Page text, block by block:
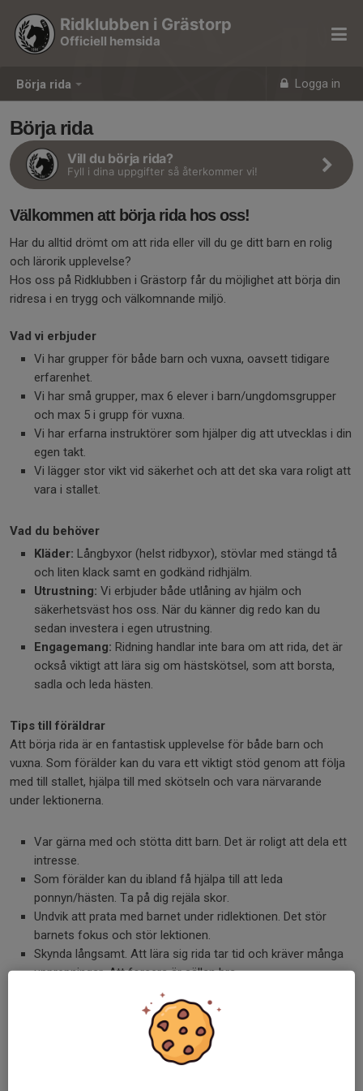
Börja rida Logga in
Ridklubben i Grästorp
Officiell hemsida
Börja rida
Vill du börja rida?
Fyll i dina uppgifter så återkommer vi!
Välkommen att börja rida hos oss!
Har du alltid drömt om att rida eller vill du ge ditt barn en rolig
och lärorik upplevelse?
Hos oss på Ridklubben i Grästorp får du möjlighet att börja din
ridresa i en trygg och välkomnande miljö.
Vad vi erbjuder
Vi har grupper för både barn och vuxna, oavsett tidigare
erfarenhet.
Vi har små grupper, max 6 elever i barn/ungdomsgrupper
och max 5 i grupp för vuxna.
Vi har erfarna instruktörer som hjälper dig att utvecklas i din
egen takt.
Vi lägger stor vikt vid säkerhet och att det ska vara roligt att
vara i stallet.
Vad du behöver
Kläder: Långbyxor (helst ridbyxor), stövlar med stängd tå
och liten klack samt en godkänd ridhjälm.
Utrustning: Vi erbjuder både utlåning av hjälm och
säkerhetsväst hos oss. När du känner dig redo kan du
sedan investera i egen utrustning.
Engagemang: Ridning handlar inte bara om att rida, det är
också viktigt att lära sig om hästskötsel, som att borsta,
sadla och leda hästen.
Tips till föräldrar
Att börja rida är en fantastisk upplevelse för både barn och
vuxna. Som förälder kan du vara ett viktigt stöd genom att följa
med till stallet, hjälpa till med skötseln och vara närvarande
under lektionerna.
Var gärna med och stötta ditt barn. Det är roligt att dela ett
intresse.
Som förälder kan du ibland få hjälpa till att leda
ponnyn/hästen. Ta på dig rejäla skor.
Undvik att prata med barnet under ridlektionen. Det stör
barnets fokus och stör lektionen.
Skynda långsamt. Att lära sig rida tar tid och kräver många
upprepningar. Att forcera är sällan bra.
Spendera gärna mycket tid i stallet. I hästvärlden lär vi
Respektera ridlärarens instruktioner och upplägg.
Du är alltid välkommen att kontakta ridläraren utanför